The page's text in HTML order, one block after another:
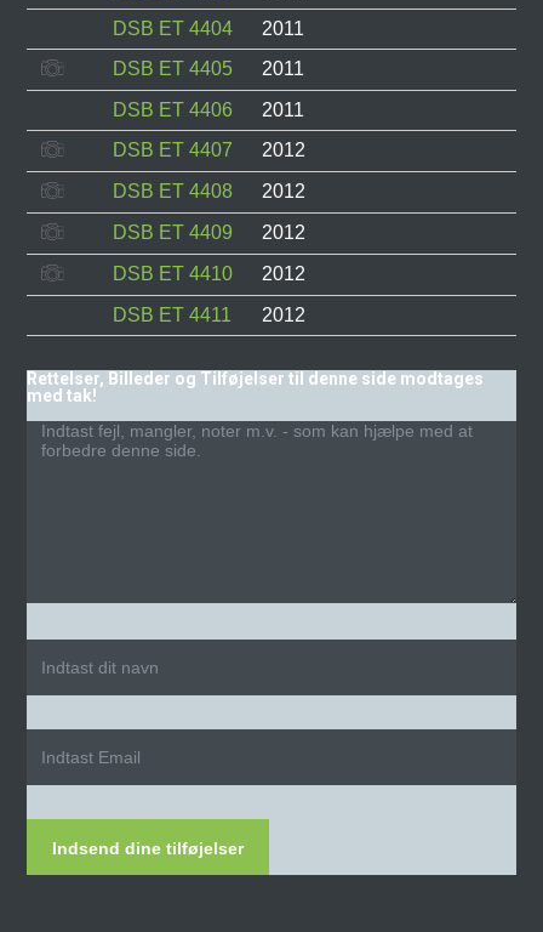
DSB ET 4404
2011
DSB ET 4405
2011
DSB ET 4406
2011
DSB ET 4407
2012
DSB ET 4408
2012
DSB ET 4409
2012
DSB ET 4410
2012
DSB ET 4411
2012
Rettelser, Billeder og Tilføjelser til denne side modtages
med tak!
Indsend dine tilføjelser